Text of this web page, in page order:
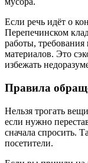
Если речь идёт о
Перепечинском
работы,
материалов. Это
избежать
Правила
Нельзя трогать
если нужно
сначала спросить.
посетители.